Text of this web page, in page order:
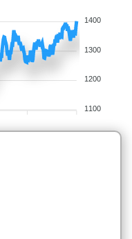
1400
1300
1200
1100